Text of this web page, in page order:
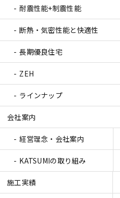
耐震性能+制震性能
断熱・気密性能と快適性
長期優良住宅
ZEH
ラインナップ
会社案内
経営理念・会社案内
KATSUMIの取り組み
施工実績